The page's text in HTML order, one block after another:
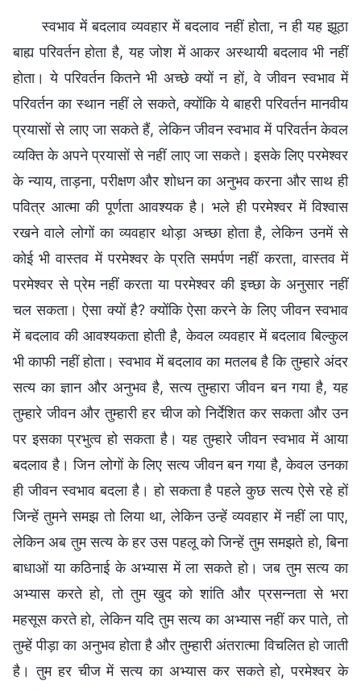
स्वभाव में बदलाव व्यवहार में बदलाव नहीं होता, न ही यह झूठा
बाह्य परिवर्तन होता है, यह जोश में आकर अस्थायी बदलाव भी नहीं
होता। ये परिवर्तन कितने भी अच्छे क्यों न हों, वे जीवन स्वभाव में
परिवर्तन का स्थान नहीं ले सकते, क्योंकि ये बाहरी परिवर्तन मानवीय
प्रयासों से लाए जा सकते हैं, लेकिन जीवन स्वभाव में परिवर्तन केवल
व्यक्ति के अपने प्रयासों से नहीं लाए जा सकते। इसके लिए परमेश्वर
के न्याय, ताड़ना, परीक्षण और शोधन का अनुभव करना और साथ ही
पवित्र आत्मा की पूर्णता आवश्यक है। भले ही परमेश्वर में विश्वास
रखने वाले लोगों का व्यवहार थोड़ा अच्छा होता है, लेकिन उनमें से
कोई भी वास्तव में परमेश्वर के प्रति समर्पण नहीं करता, वास्तव में
परमेश्वर से प्रेम नहीं करता या परमेश्वर की इच्छा के अनुसार नहीं
चल सकता। ऐसा क्यों है? क्योंकि ऐसा करने के लिए जीवन स्वभाव
में बदलाव की आवश्यकता होती है, केवल व्यवहार में बदलाव बिल्कुल
भी काफी नहीं होता। स्वभाव में बदलाव का मतलब है कि तुम्हारे अंदर
सत्य का ज्ञान और अनुभव है, सत्य तुम्हारा जीवन बन गया है, यह
तुम्हारे जीवन और तुम्हारी हर चीज को निर्देशित कर सकता और उन
पर इसका प्रभुत्व हो सकता है। यह तुम्हारे जीवन स्वभाव में आया
बदलाव है। जिन लोगों के लिए सत्य जीवन बन गया है, केवल उनका
ही जीवन स्वभाव बदला है। हो सकता है पहले कुछ सत्य ऐसे रहे हों
जिन्हें तुमने समझ तो लिया था, लेकिन उन्हें व्यवहार में नहीं ला पाए,
लेकिन अब तुम सत्य के हर उस पहलू को जिन्हें तुम समझते हो, बिना
बाधाओं या कठिनाई के अभ्यास में ला सकते हो। जब तुम सत्य का
अभ्यास करते हो, तो तुम खुद को शांति और प्रसन्नता से भरा
महसूस करते हो, लेकिन यदि तुम सत्य का अभ्यास नहीं कर पाते, तो
तुम्हें पीड़ा का अनुभव होता है और तुम्हारी अंतरात्मा विचलित हो जाती
है। तुम हर चीज में सत्य का अभ्यास कर सकते हो, परमेश्वर के